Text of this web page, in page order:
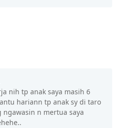
nih tp anak saya masih 6
hariann tp anak sy di taro
n mertua saya